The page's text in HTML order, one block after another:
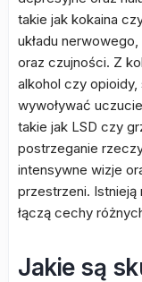
takie jak kokaina
układu
oraz czujności. Z
alkohol czy
wywoływać
takie jak LSD czy
postrzeganie
intensywne wizje
przestrzeni.
łączą cechy
Jakie są